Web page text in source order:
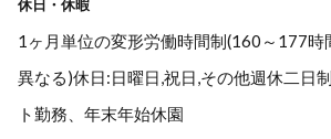
休日・休暇
1ヶ月単位の変形労働時間制(160～177
異なる)休日:日曜日,祝日,その他週休二日
ト勤務、年末年始休園